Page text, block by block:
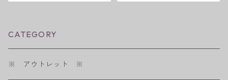
CATEGORY
※ アウトレット ※